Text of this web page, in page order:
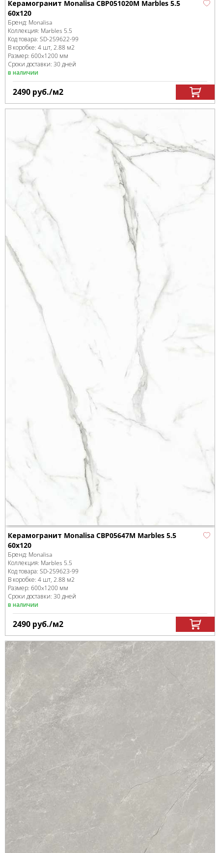
Керамогранит Monalisa CBP051020M Marbles 5.5
60x120
Бренд: Monalisa
Коллекция: Marbles 5.5
Код товара: SD-259622-99
В коробке: 4 шт, 2.88 м2
Размер: 600x1200 мм
Сроки доставки: 30 дней
в наличии
2490 руб./м2
Керамогранит Monalisa CBP05647M Marbles 5.5
60x120
Бренд: Monalisa
Коллекция: Marbles 5.5
Код товара: SD-259623-99
В коробке: 4 шт, 2.88 м2
Размер: 600x1200 мм
Сроки доставки: 30 дней
в наличии
2490 руб./м2